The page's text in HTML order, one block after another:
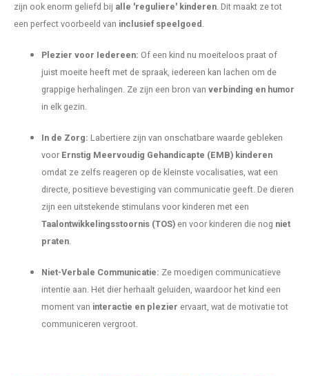
zijn ook enorm geliefd bij alle 'reguliere' kinderen. Dit maakt ze tot
een perfect voorbeeld van inclusief speelgoed.
Plezier voor Iedereen: Of een kind nu moeiteloos praat of
juist moeite heeft met de spraak, iedereen kan lachen om de
grappige herhalingen. Ze zijn een bron van verbinding en humor
in elk gezin.
In de Zorg: Labertiere zijn van onschatbare waarde gebleken
voor Ernstig Meervoudig Gehandicapte (EMB) kinderen
omdat ze zelfs reageren op de kleinste vocalisaties, wat een
directe, positieve bevestiging van communicatie geeft. De dieren
zijn een uitstekende stimulans voor kinderen met een
Taalontwikkelingsstoornis (TOS) en voor kinderen die nog niet
praten.
Niet-Verbale Communicatie: Ze moedigen communicatieve
intentie aan. Het dier herhaalt geluiden, waardoor het kind een
moment van interactie en plezier ervaart, wat de motivatie tot
communiceren vergroot.